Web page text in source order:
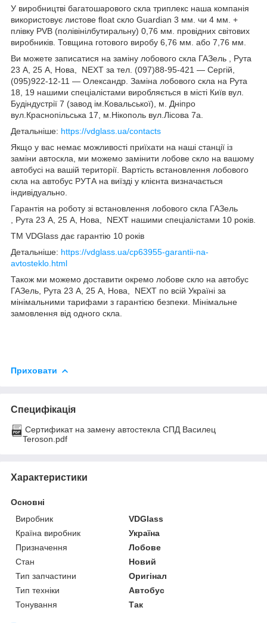
У виробництві багатошарового скла триплекс наша компанія
використовує листове float скло Guardian 3 мм. чи 4 мм. +
плівку PVB (полівінілбутиральну) 0,76 мм. провідних світових
виробників. Товщина готового виробу 6,76 мм. або 7,76 мм.
Ви можете записатися на заміну лобового скла ГАЗель , Рута
23 А, 25 А, Нова, NEXT за тел. (097)88-95-421 ― Сергій,
(095)922-12-11 ― Олександр. Заміна лобового скла на Рута
18, 19 нашими спеціалістами виробляється в місті Київ вул.
Будіндустрії 7 (завод ім.Ковальської), м. Дніпро
вул.Краснопільська 17, м.Нікополь вул.Лісова 7а.
Детальніше: https://vdglass.ua/contacts
Якщо у вас немає можливості приїхати на наші станції із
заміни автоскла, ми можемо замінити лобове скло на вашому
автобусі на вашій території. Вартість встановлення лобового
скла на автобус РУТА на виїзді у клієнта визначається
індивідуально.
Гарантія на роботу зі встановлення лобового скла ГАЗель
, Рута 23 А, 25 А, Нова, NEXT нашими спеціалістами 10 років.
TM VDGlass дає гарантію 10 років
Детальніше: https://vdglass.ua/cp63955-garantii-na-
avtosteklo.html
Також ми можемо доставити окремо лобове скло на автобус
ГАЗель, Рута 23 А, 25 А, Нова, NEXT по всій Україні за
мінімальними тарифами з гарантією безпеки. Мінімальне
замовлення від одного скла.
Приховати
Специфікація
Сертификат на замену автостекла СПД Василец
Teroson.pdf
Характеристики
Основні
Виробник
VDGlass
Країна виробник
Україна
Призначення
Лобове
Стан
Новий
Тип запчастини
Оригінал
Тип техніки
Автобус
Тонування
Так